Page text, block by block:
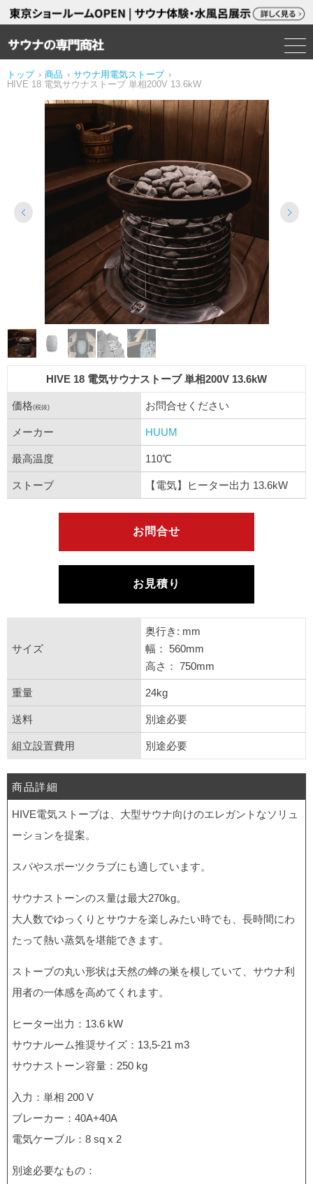
トップ › 商品 › サウナ用電気ストーブ ›
HIVE 18 電気サウナストーブ 単相200V 13.6kW
HIVE 18 電気サウナストーブ 単相200V 13.6kW
価格(税抜) お問合せください
メーカー HUUM
最高温度 110℃
ストーブ 【電気】ヒーター出力 13.6kW
お問合せ
お見積り
商品詳細
HIVE電気ストーブは、大型サウナ向けのエレガントなソリュ
ーションを提案。
スパやスポーツクラブにも適しています。
サウナストーンのス量は最大270kg。
大人数でゆっくりとサウナを楽しみたい時でも、長時間にわ
たって熱い蒸気を堪能できます。
ストーブの丸い形状は天然の蜂の巣を模していて、サウナ利
用者の一体感を高めてくれます。
ヒーター出力：13.6 kW
サウナルーム推奨サイズ：13,5-21 m3
サウナストーン容量：250 kg
入力：単相 200 V
ブレーカー：40A+40A
電気ケーブル：8 sq x 2
別途必要なもの：
サイズ
奥行き: mm
幅： 560mm
高さ： 750mm
重量 24kg
送料 別途必要
組立設置費用 別途必要